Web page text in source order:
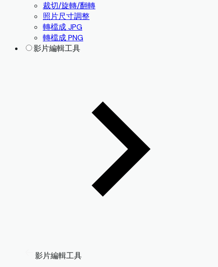
裁切/旋轉/翻轉
照片尺寸調整
轉檔成 JPG
轉檔成 PNG
影片編輯工具
影片編輯工具